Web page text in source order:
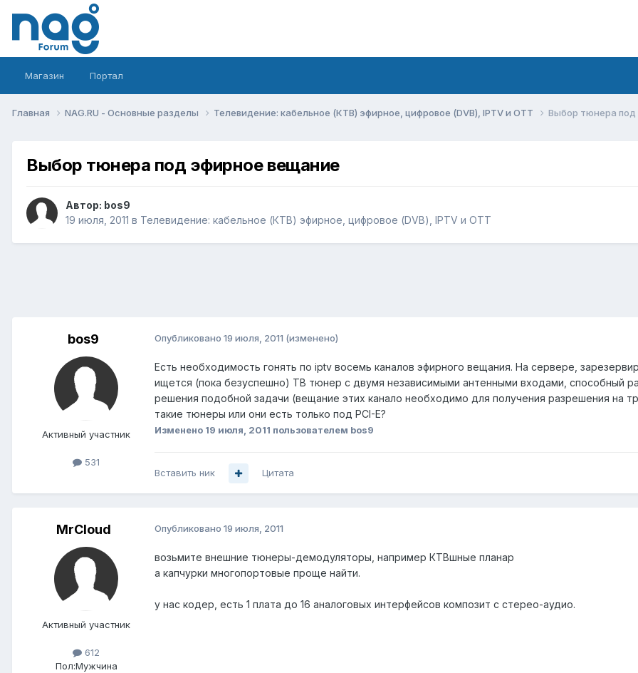
Магазин Портал
Главная NAG.RU - Основные разделы Телевидение: кабельное (КТВ) эфирное, цифровое (DVB), IPTV и OTT Выбор тюнера
Выбор тюнера под эфирное вещание
Автор: bos9
19 июля, 2011 в Телевидение: кабельное (КТВ) эфирное, цифровое (DVB), IPTV и OTT
bos9
Активный участник
531
Опубликовано 19 июля, 2011 (изменено)
Есть необходимость гонять по iptv восемь каналов эфирного вещания. На сервере,
ищется (пока безуспешно) ТВ тюнер с двумя независимыми антенными входами, способный
решения подобной задачи (вещание этих канало необходимо для получения разрешения на
такие тюнеры или они есть только под PCI-E?
Изменено 19 июля, 2011 пользователем bos9
Вставить ник Цитата
MrCloud
Активный участник
612
Пол:Мужчина
Опубликовано 19 июля, 2011
возьмите внешние тюнеры-демодуляторы, например КТВшные планар
а капчурки многопортовые проще найти.
у нас кодер, есть 1 плата до 16 аналоговых интерфейсов композит с стерео-аудио.